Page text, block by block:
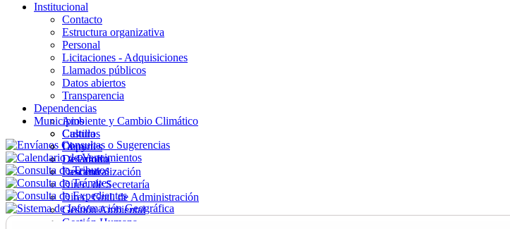
Institucional
Contacto
Estructura organizativa
Personal
Licitaciones - Adquisiciones
Llamados públicos
Datos abiertos
Transparencia
Dependencias
Ambiente y Cambio Climático
Cultura
Deportes
Desarrollo
Descentralización
Direc. de Secretaría
Direc. Gral. de Administración
Gestión Ambiental
Gestión Humana
Municipios
Castillos
Chuy
La Paloma
Lascano